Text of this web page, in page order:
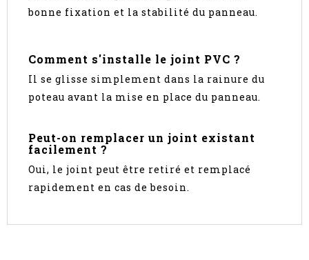
bonne fixation et la stabilité du panneau.
Comment s'installe le joint PVC ?
Il se glisse simplement dans la rainure du
poteau avant la mise en place du panneau.
Peut-on remplacer un joint existant
facilement ?
Oui, le joint peut être retiré et remplacé
rapidement en cas de besoin.